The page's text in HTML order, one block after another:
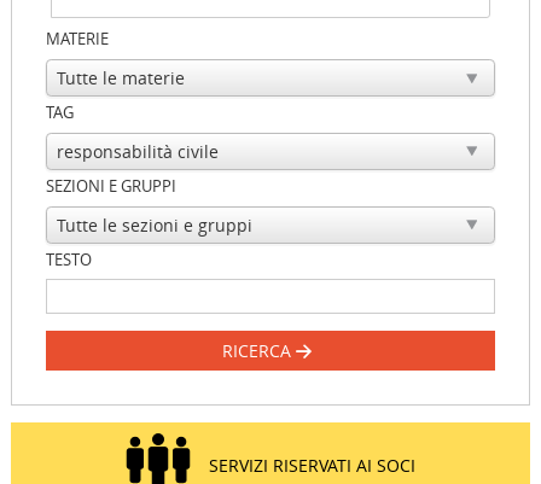
MATERIE
TAG
SEZIONI E GRUPPI
TESTO
RICERCA
SERVIZI RISERVATI AI SOCI